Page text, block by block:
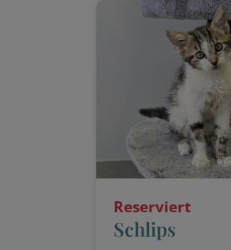
Reserviert
Schlips